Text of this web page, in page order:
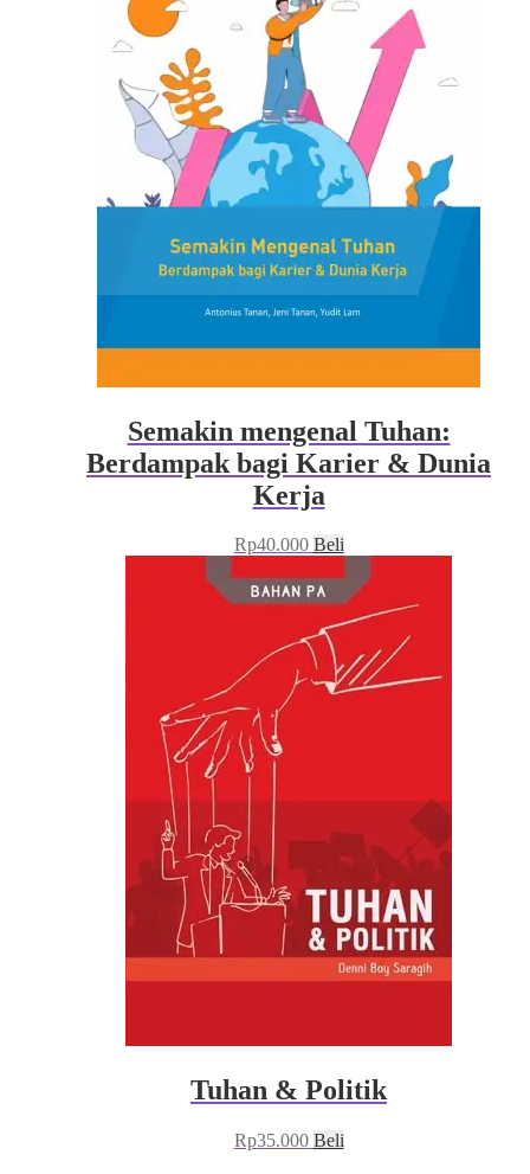
Semakin mengenal Tuhan:
Berdampak bagi Karier & Dunia
Kerja
Rp40.000 Beli
Tuhan & Politik
Rp35.000 Beli